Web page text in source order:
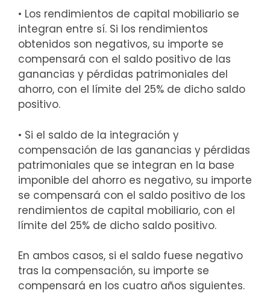
• Los rendimientos de capital mobiliario se
integran entre sí. Si los rendimientos
obtenidos son negativos, su importe se
compensará con el saldo positivo de las
ganancias y pérdidas patrimoniales del
ahorro, con el límite del 25% de dicho saldo
positivo.
• Si el saldo de la integración y
compensación de las ganancias y pérdidas
patrimoniales que se integran en la base
imponible del ahorro es negativo, su importe
se compensará con el saldo positivo de los
rendimientos de capital mobiliario, con el
límite del 25% de dicho saldo positivo.
En ambos casos, si el saldo fuese negativo
tras la compensación, su importe se
compensará en los cuatro años siguientes.